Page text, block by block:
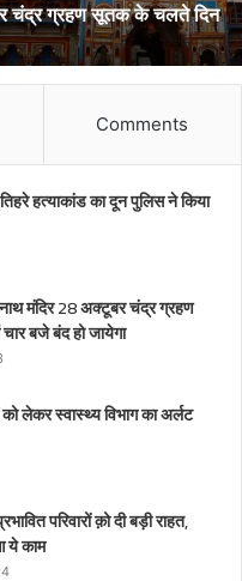
का अर्लट
Comments
हत्याकांड का दून पुलिस ने किया
मंदिर 28 अक्टूबर चंद्र ग्रहण
बजे बंद हो जायेगा
लेकर स्वास्थ्य विभाग का अर्लट
परिवारों क़ो दी बड़ी राहत,
ये काम